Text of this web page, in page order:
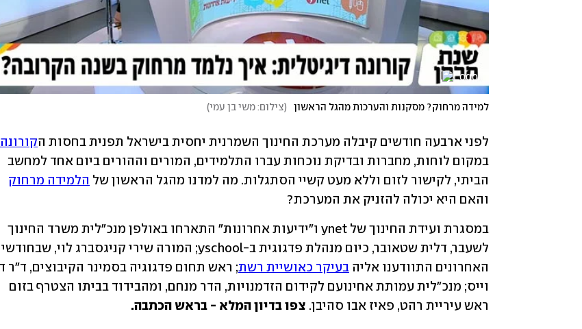
למידה מרחוק? מסקנות והערכות מהגל הראשון (צילום: משי בן עמי)
לפני ארבעה חודשים קיבלה מערכת החינוך השמרנית יחסית בישראל תפנית בחסות הקורונה
הביתי, לקישור לזום וללא מעט קשיי הסתגלות. מה למדנו מהגל הראשון של הלמידה מרחוק
והאם היא יכולה להזניק את המערכת?
האחרונים התוודענו אליה בעיקר כאושיית רשת
ראש עיריית רהט, פאיז אבו סהיבן. צפו בדיון המלא - בראש הכתבה.